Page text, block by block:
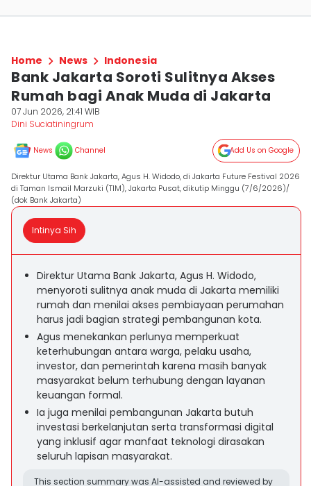
Home News Indonesia
Bank Jakarta Soroti Sulitnya Akses
Rumah bagi Anak Muda di Jakarta
07 Jun 2026, 21:41 WIB
Dini Suciatiningrum
News Channel Add Us on Google
Direktur Utama Bank Jakarta, Agus H. Widodo, di Jakarta Future Festival 2026
di Taman Ismail Marzuki (TIM), Jakarta Pusat, dikutip Minggu (7/6/2026)/
(dok Bank Jakarta)
Intinya Sih
Direktur Utama Bank Jakarta, Agus H. Widodo,
menyoroti sulitnya anak muda di Jakarta memiliki
rumah dan menilai akses pembiayaan perumahan
harus jadi bagian strategi pembangunan kota.
Agus menekankan perlunya memperkuat
keterhubungan antara warga, pelaku usaha,
investor, dan pemerintah karena masih banyak
masyarakat belum terhubung dengan layanan
keuangan formal.
Ia juga menilai pembangunan Jakarta butuh
investasi berkelanjutan serta transformasi digital
yang inklusif agar manfaat teknologi dirasakan
seluruh lapisan masyarakat.
This section summary was AI-assisted and reviewed by